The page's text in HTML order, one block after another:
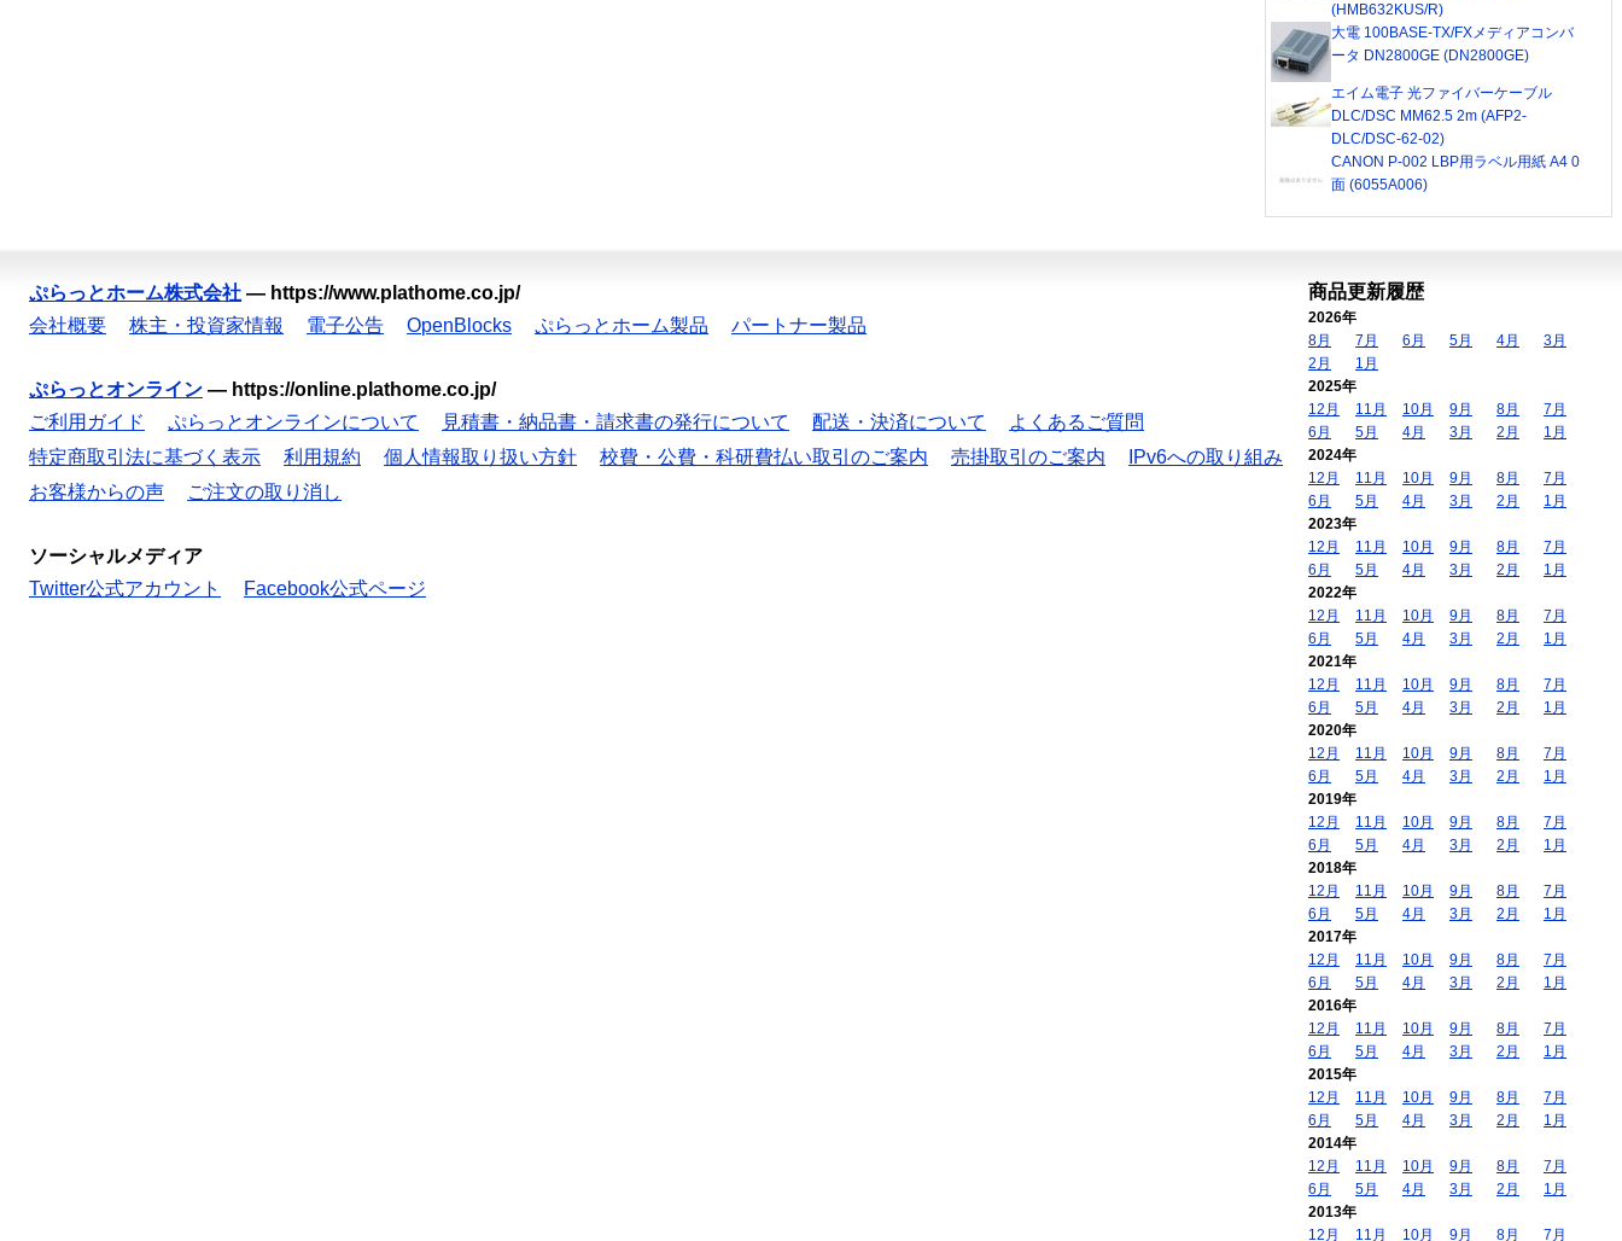
(HMB632KUS/R)
大電 100BASE-TX/FXメディアコンバ
ータ DN2800GE (DN2800GE)
エイム電子 光ファイバーケーブル
DLC/DSC MM62.5 2m (AFP2-
DLC/DSC-62-02)
CANON P-002 LBP用ラベル用紙 A4 0
面 (6055A006)
ぷらっとホーム株式会社 — https://www.plathome.co.jp/
会社概要
株主・投資家情報 電子公告 OpenBlocks ぷらっとホーム製品 パートナー製品
ぷらっとオンライン — https://online.plathome.co.jp/
ご利用ガイド
ぷらっとオンラインについて 見積書・納品書・請求書の発行について 配送・決済について
よくあるご質問
特定商取引法に基づく表示
利用規約 個人情報取り扱い方針 校費・公費・科研費払い取引のご案内 売掛取引のご案内
IPv6への取り組み
お客様からの声
ご注文の取り消し
ソーシャルメディア
Twitter公式アカウント
Facebook公式ページ
商品更新履歴
2026年
8月
7月 6月 5月 4月
3月
2月
1月
2025年
12月
11月 10月 9月 8月
7月
6月
5月 4月 3月 2月
1月
2024年
12月
11月 10月 9月 8月
7月
6月
5月 4月 3月 2月
1月
2023年
12月
11月 10月 9月 8月
7月
6月
5月 4月 3月 2月
1月
2022年
12月
11月 10月 9月 8月
7月
6月
5月 4月 3月 2月
1月
2021年
12月
11月 10月 9月 8月
7月
6月
5月 4月 3月 2月
1月
2020年
12月
11月 10月 9月 8月
7月
6月
5月 4月 3月 2月
1月
2019年
12月
11月 10月 9月 8月
7月
6月
5月 4月 3月 2月
1月
2018年
12月
11月 10月 9月 8月
7月
6月
5月 4月 3月 2月
1月
2017年
12月
11月 10月 9月 8月
7月
6月
5月 4月 3月 2月
1月
2016年
12月
11月 10月 9月 8月
7月
6月
5月 4月 3月 2月
1月
2015年
12月
11月 10月 9月 8月
7月
6月
5月 4月 3月 2月
1月
2014年
12月
11月 10月 9月 8月
7月
6月
5月 4月 3月 2月
1月
2013年
12月
11月 10月 9月 8月 7月